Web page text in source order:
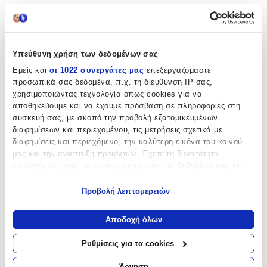
Υπεύθυνη χρήση των δεδομένων σας
Εμείς και οι 1022 συνεργάτες μας επεξεργαζόμαστε
προσωπικά σας δεδομένα, π.χ. τη διεύθυνση IP σας,
χρησιμοποιώντας τεχνολογία όπως cookies για να
αποθηκεύουμε και να έχουμε πρόσβαση σε πληροφορίες στη
συσκευή σας, με σκοπό την προβολή εξατομικευμένων
διαφημίσεων και περιεχομένου, τις μετρήσεις σχετικά με
διαφημίσεις και περιεχόμενο, την καλύτερη εικόνα του κοινού
μας και την ανάπτυξη προϊόντων. Έχετε τη δυνατότητα
Να συλλέξουμε πληροφορίες σχετικά με τη γεωγραφική
σας τοποθεσία, οι οποίες μπορεί να είναι ακριβείς σε
απόσταση μερικών μέτρων
Να αναγνωρίσουμε τη συσκευή σας σαρώνοντας ενεργά
για συγκεκριμένα χαρακτηριστικά (δακτυλικό αποτύπωμα)
Προβολή λεπτομερειών
Αποδοχή όλων
Ρυθμίσεις για τα cookies
Χαρακτηριστικά
Χαρακτηριστικά
Κατασκευαστής:
Ango
Βασικά Χαρακτηριστικά
Διακοσμητικά Αυτοκόλλητα Σπιτιού